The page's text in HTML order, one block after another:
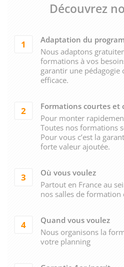
Découvrez
1
Adaptation du
Nous adaptons
formations à vos
garantir une pédagogie
efficace.
2
Formations courtes et
Pour monter
Toutes nos formations
Pour vous c’est la
forte valeur ajoutée.
3
Où vous voulez
Partout en France au
nos salles de formation
4
Quand vous voulez
Nous organisons la
votre planning